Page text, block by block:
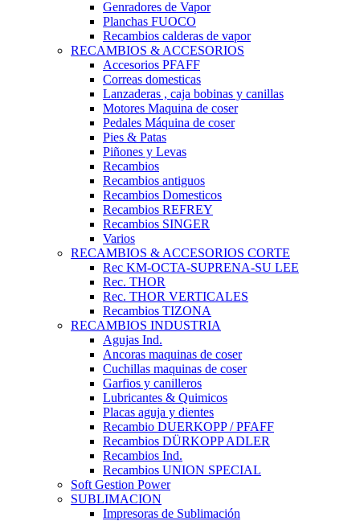
Genradores de Vapor
Planchas FUOCO
Recambios calderas de vapor
RECAMBIOS & ACCESORIOS
Accesorios PFAFF
Correas domesticas
Lanzaderas , caja bobinas y canillas
Motores Maquina de coser
Pedales Máquina de coser
Pies & Patas
Piñones y Levas
Recambios
Recambios antiguos
Recambios Domesticos
Recambios REFREY
Recambios SINGER
Varios
RECAMBIOS & ACCESORIOS CORTE
Rec KM-OCTA-SUPRENA-SU LEE
Rec. THOR
Rec. THOR VERTICALES
Recambios TIZONA
RECAMBIOS INDUSTRIA
Agujas Ind.
Ancoras maquinas de coser
Cuchillas maquinas de coser
Garfios y canilleros
Lubricantes & Quimicos
Placas aguja y dientes
Recambio DUERKOPP / PFAFF
Recambios DÜRKOPP ADLER
Recambios Ind.
Recambios UNION SPECIAL
Soft Gestion Power
SUBLIMACION
Impresoras de Sublimación